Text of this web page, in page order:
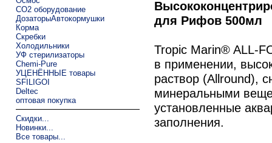
CO2 оборудование
ДозаторыАвтокормушки
Корма
Скребки
Холодильники
УФ стерилизаторы
Chemi-Pure
УЦЕНЁННЫЕ товары
SFILIGOI
Deltec
оптовая покупка
Скидки...
Новинки...
Все товары...
для Рифов 500мл
Tropic Marin® ALL-
в применении,
раствор (Allround),
минеральными
установленные
заполнения.